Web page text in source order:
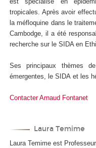
tropicales. Après avoir
la méfloquine dans le
Cambodge, il a été
recherche sur le SIDA en
Ses principaux thèmes
émergentes, le SIDA et les
Contacter Arnaud Fontanet
Laura Temime
Laura Temime est